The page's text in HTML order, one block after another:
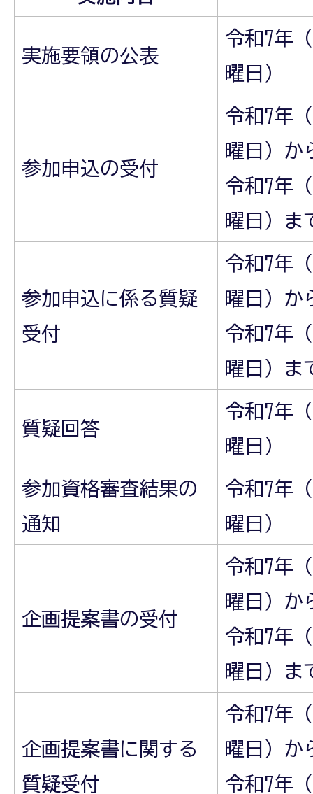
実施要領の公表
令和7年
曜日）
参加申込の受付
令和7年
曜日）か
令和7年
曜日）ま
参加申込に係る質疑
受付
令和7年
曜日）か
令和7年
曜日）ま
質疑回答
令和7年
曜日）
参加資格審査結果の
通知
令和7年
曜日）
企画提案書の受付
令和7年
曜日）か
令和7年
曜日）ま
企画提案書に関する
質疑受付
令和7年
曜日）か
令和7年